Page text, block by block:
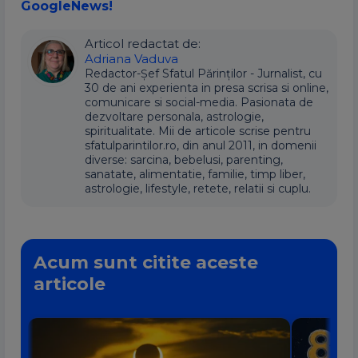
GoogleNews!
Articol redactat de:
Adriana Vaduva
Redactor-Șef Sfatul Părinților - Jurnalist, cu
30 de ani experienta in presa scrisa si online,
comunicare si social-media. Pasionata de
dezvoltare personala, astrologie,
spiritualitate. Mii de articole scrise pentru
sfatulparintilor.ro, din anul 2011, in domenii
diverse: sarcina, bebelusi, parenting,
sanatate, alimentatie, familie, timp liber,
astrologie, lifestyle, retete, relatii si cuplu.
Acum sunt citite aceste
articole